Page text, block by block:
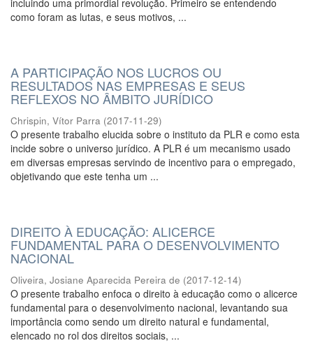
incluindo uma primordial revolução. Primeiro se entendendo
como foram as lutas, e seus motivos, ...
A PARTICIPAÇÃO NOS LUCROS OU
RESULTADOS NAS EMPRESAS E SEUS
REFLEXOS NO ÂMBITO JURÍDICO
Chrispin, Vítor Parra (2017-11-29)
O presente trabalho elucida sobre o instituto da PLR e como esta
incide sobre o universo jurídico. A PLR é um mecanismo usado
em diversas empresas servindo de incentivo para o empregado,
objetivando que este tenha um ...
DIREITO À EDUCAÇÃO: ALICERCE
FUNDAMENTAL PARA O DESENVOLVIMENTO
NACIONAL
Oliveira, Josiane Aparecida Pereira de (2017-12-14)
O presente trabalho enfoca o direito à educação como o alicerce
fundamental para o desenvolvimento nacional, levantando sua
importância como sendo um direito natural e fundamental,
elencado no rol dos direitos sociais, ...